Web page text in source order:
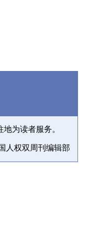
为读者服务。
人权双周刊编辑部